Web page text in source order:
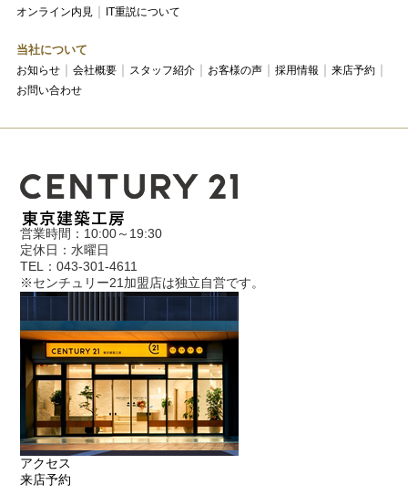
オンライン内見
IT重説について
当社について
お知らせ 会社概要 スタッフ紹介 お客様の声 採用情報
来店予約
お問い合わせ
営業時間：10:00～19:30
定休日：水曜日
TEL：043-301-4611
※センチュリー21加盟店は独立自営です。
アクセス
来店予約